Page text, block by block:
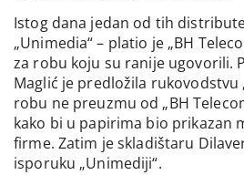
Istog dana jedan od tih
„Unimedia“ – platio je „BH
za robu koju su ranije ugovorili.
Maglić je predložila rukovodstvu
robu ne preuzmu od „BH
kako bi u papirima bio prikazan
firme. Zatim je skladištaru
isporuku „Unimediji“.